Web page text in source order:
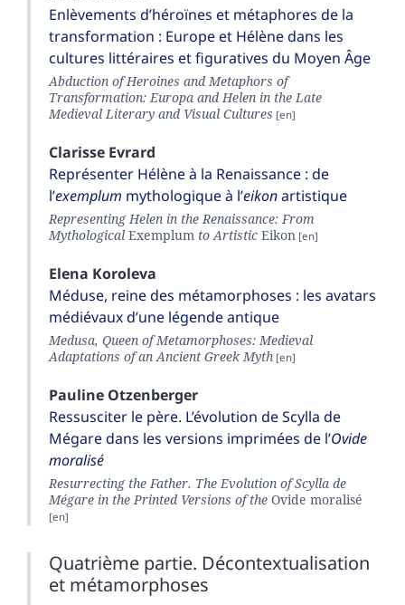
Enlèvements d’héroïnes et métaphores de la
transformation : Europe et Hélène dans les
cultures littéraires et figuratives du Moyen Âge
Abduction of Heroines and Metaphors of
Transformation: Europa and Helen in the Late
Medieval Literary and Visual Cultures
Clarisse Evrard
Représenter Hélène à la Renaissance : de
l’exemplum mythologique à l’eikonartistique
Representing Helen in the Renaissance: From
Mythological Exemplum to Artistic Eikon
Elena Koroleva
Méduse, reine des métamorphoses : les avatars
médiévaux d’une légende antique
Medusa, Queen of Metamorphoses: Medieval
Adaptations of an Ancient Greek Myth
Pauline Otzenberger
Ressusciter le père. L’évolution de Scylla de
Mégare dans les versions imprimées de l’Ovide
moralisé
Resurrecting the Father. The Evolution of Scylla de
Mégare in the Printed Versions of the Ovide moralisé
Quatrième partie. Décontextualisation
et métamorphoses